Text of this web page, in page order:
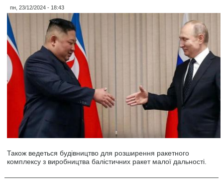
пн, 23/12/2024 - 18:43
Також ведеться будівництво для розширення ракетного
комплексу з виробництва балістичних ракет малої дальності.